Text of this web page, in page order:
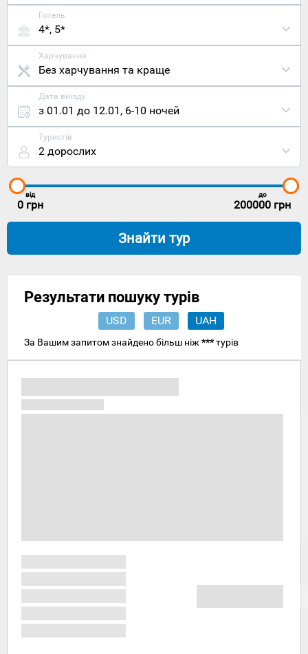
Готель
4*, 5*
Харчування
Без харчування та краще
Дата виїзду
з 01.01 до 12.01 , 6-10 ночей
Туристів
2 дорослих
від
0 грн
до
200000 грн
Знайти тур
Результати пошуку турів
USD EUR UAH
За Вашим запитом знайдено більш ніж ***турів